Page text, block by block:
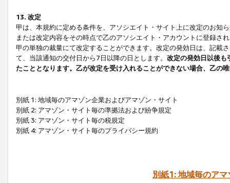
13. 改定
甲は、本規約に定める条件を、アソシエイト・サイト上に改定のお知
または改定内容をその時点で乙のアソシエイト・アカウントに登録さ
甲の単独の裁量にて改定することができます。改定の発効日は、記載
て、当該通知の交付日から7日以降の日とします。 改定の発効日以後も
たこととなります。乙が改定を受け入れることができない場合、乙の
別紙 1: 地域毎のアマゾン企業およびアマゾン・サイト
別紙 2: アマゾン・サイト毎の準拠法および紛争規定
別紙 3: アマゾン・サイト毎の税規定
別紙 4: アマゾン・サイト毎のプライバシー規約
別紙1: 地域毎のア